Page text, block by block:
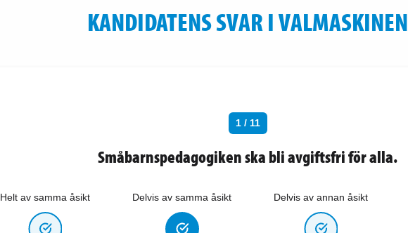
KANDIDATENS SVAR I VALMASKINEN
1 / 11
Småbarnspedagogiken ska bli avgiftsfri för alla.
Helt av samma åsikt Delvis av samma åsikt Delvis av annan åsikt